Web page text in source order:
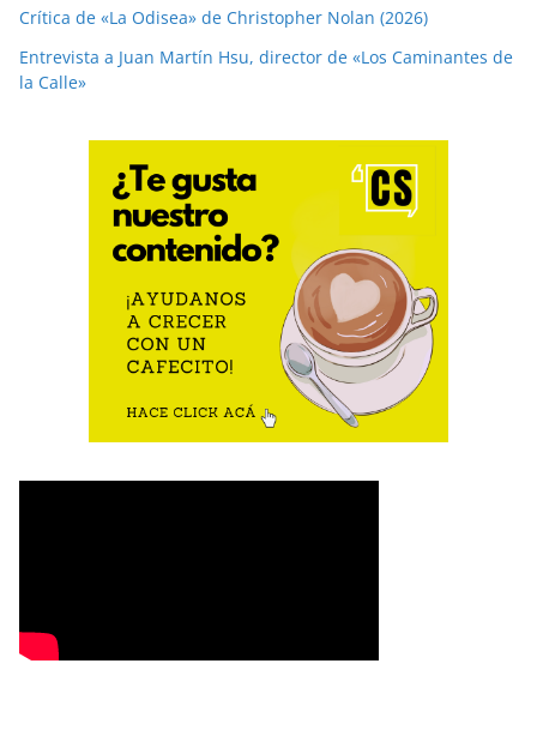
Crítica de «La Odisea» de Christopher Nolan (2026)
Entrevista a Juan Martín Hsu, director de «Los Caminantes de
la Calle»